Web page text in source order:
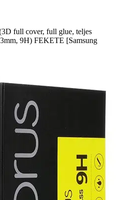
full cover, full glue, teljes
9H) FEKETE [Samsung